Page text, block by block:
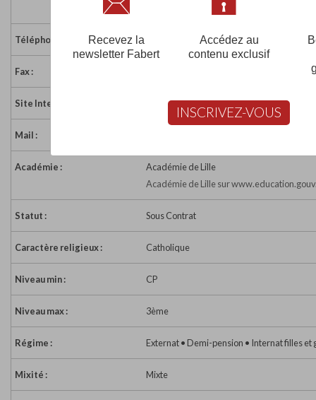
Téléphone : 03 21 91 62 52
Fax :
Site Internet : https://ecole-college-sainte-odile.fr
Mail :
Académie :
Académie de Lille
Académie de Lille sur
Statut : Sous Contrat
Caractère religieux : Catholique
Niveau min : CP
Niveau max : 3ème
Régime : Externat • Demi-pension • Internat filles et
Mixité : Mixte
Recevez la
newsletter Fabert
Accédez au
contenu exclusif
INSCRIVEZ-VOUS